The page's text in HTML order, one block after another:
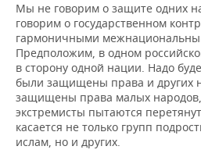
Мы не говорим о защите одних
говорим о государственном
гармоничными
Предположим, в одном
в сторону одной нации. Надо
были защищены права и других
защищены права малых
экстремисты пытаются
касается не только групп
ислам, но и других.